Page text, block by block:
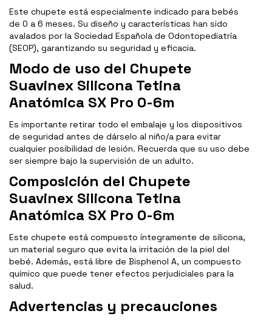
Este chupete está especialmente indicado para bebés
de 0 a 6 meses. Su diseño y características han sido
avalados por la Sociedad Española de Odontopediatría
(SEOP), garantizando su seguridad y eficacia.
Modo de uso del Chupete
Suavinex Silicona Tetina
Anatómica SX Pro 0-6m
Es importante retirar todo el embalaje y los dispositivos
de seguridad antes de dárselo al niño/a para evitar
cualquier posibilidad de lesión. Recuerda que su uso debe
ser siempre bajo la supervisión de un adulto.
Composición del Chupete
Suavinex Silicona Tetina
Anatómica SX Pro 0-6m
Este chupete está compuesto íntegramente de silicona,
un material seguro que evita la irritación de la piel del
bebé. Además, está libre de Bisphenol A, un compuesto
químico que puede tener efectos perjudiciales para la
salud.
Advertencias y precauciones